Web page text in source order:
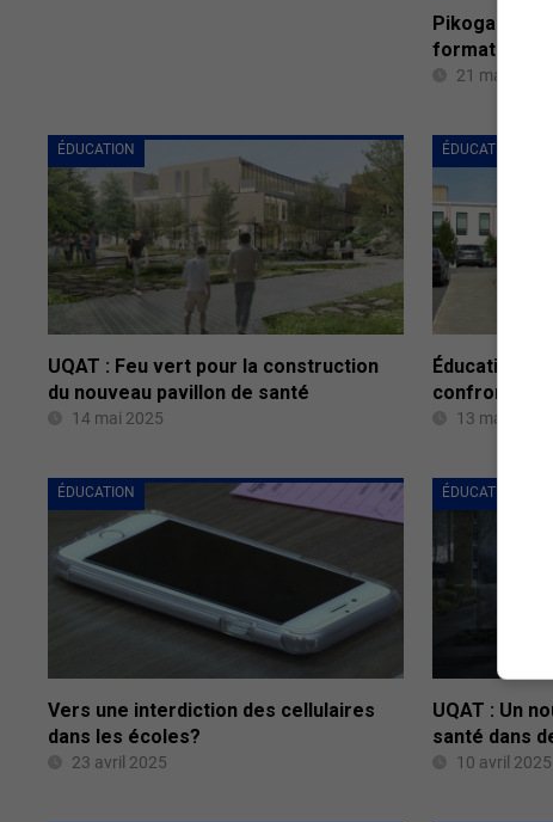
Pikogan :
formation
21 mai 2025
ÉDUCATION
UQAT : Feu vert pour la construction
du nouveau pavillon de santé
14 mai 2025
ÉDUCATION
Éducation :
confrontés
13 mai 2025
ÉDUCATION
Vers une interdiction des cellulaires
dans les écoles?
23 avril 2025
ÉDUCATION
UQAT : Un
santé dans
10 avril 2025